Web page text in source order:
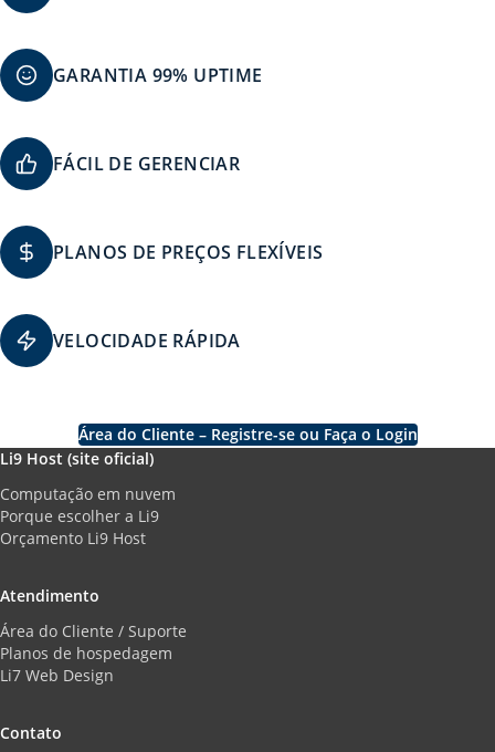
GARANTIA 99% UPTIME
FÁCIL DE GERENCIAR
PLANOS DE PREÇOS FLEXÍVEIS
VELOCIDADE RÁPIDA
Área do Cliente – Registre-se ou Faça o Login
Li9 Host (site oficial)
Computação em nuvem
Porque escolher a Li9
Orçamento Li9 Host
Atendimento
Área do Cliente / Suporte
Planos de hospedagem
Li7 Web Design
Contato